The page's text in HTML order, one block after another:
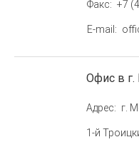
Факс
+7
E-mail
Офис в г.
Адрес
г.
1-й